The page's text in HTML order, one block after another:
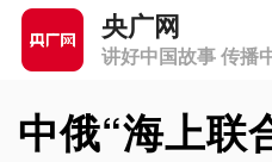
央广网
讲好中国故事 传播
中俄“海上联